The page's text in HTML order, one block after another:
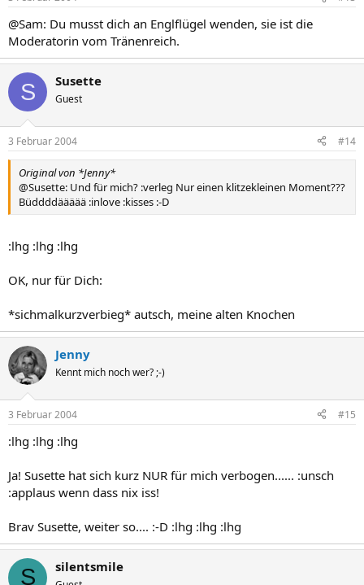
@Sam: Du musst dich an Englflügel wenden, sie ist die
Moderatorin vom Tränenreich.
S Susette
Guest
3 Februar 2004 #14
Original von *Jenny*
@Susette: Und für mich? :verleg Nur einen klitzekleinen Moment???
Büddddäääää :inlove :kisses :-D
:lhg :lhg :lhg
OK, nur für Dich:
*sichmalkurzverbieg* autsch, meine alten Knochen
Jenny
Kennt mich noch wer? ;-)
3 Februar 2004 #15
:lhg :lhg :lhg
Ja! Susette hat sich kurz NUR für mich verbogen...... :unsch
:applaus wenn dass nix iss!
Brav Susette, weiter so.... :-D :lhg :lhg :lhg
S silentsmile